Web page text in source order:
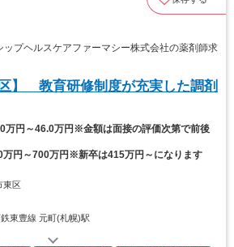
プヘルスケアファーマシー株式会社の薬剤師求
区】 教育研修制度が充実した調剤
万円～46.0万円※金額は面接の評価次第で前後
万円～700万円※新卒は415万円～になります
東区
東豊線 元町(札幌)駅